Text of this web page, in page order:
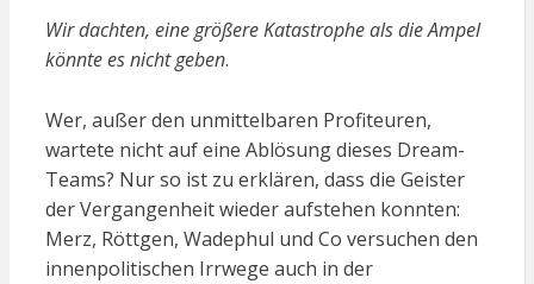
Wir dachten, eine größere Katastrophe als die Ampel
könnte es nicht geben.
Wer, außer den unmittelbaren Profiteuren,
wartete nicht auf eine Ablösung dieses Dream-
Teams? Nur so ist zu erklären, dass die Geister
der Vergangenheit wieder aufstehen konnten:
Merz, Röttgen, Wadephul und Co versuchen den
innenpolitischen Irrwege auch in der